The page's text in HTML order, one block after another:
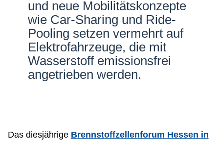
und neue Mobilitätskonzepte
wie Car-Sharing und Ride-
Pooling setzen vermehrt auf
Elektrofahrzeuge, die mit
Wasserstoff emissionsfrei
angetrieben werden.
Das diesjährige Brennstoffzellenforum Hessen in